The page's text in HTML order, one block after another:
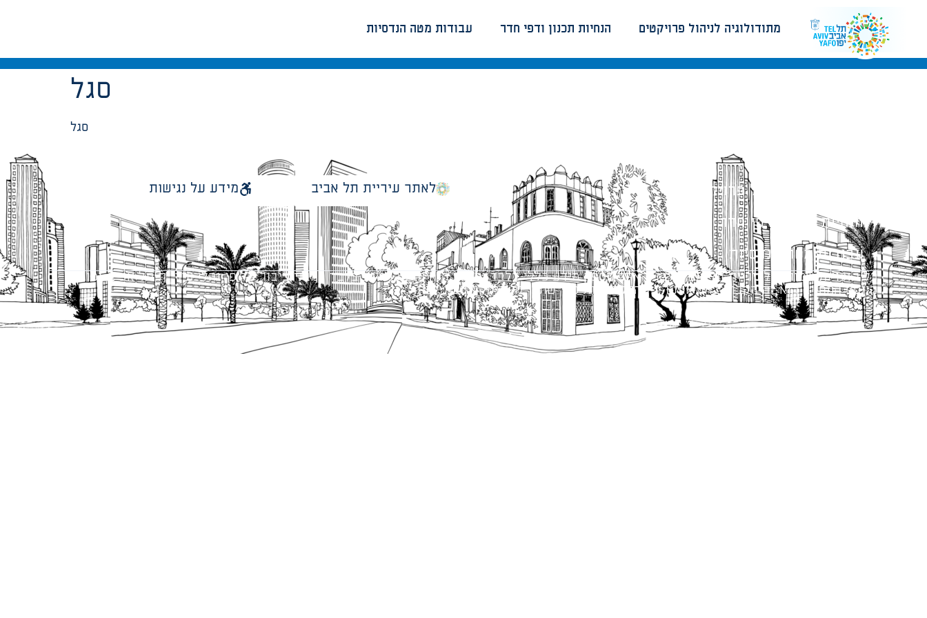
עבודות מטה הנדסיות הנחיות תכנון ודפי חדר מתודולוגיה לניהול פרויקטים
סגל
סגל
עבודות מטה הנדסיות
הנחיות תכנון ודפי חדר
מתודולוגיה לניהול פרויקטים לאתר עיריית תל אביב מידע על נגישות
כל הזכויות שמורות לעיריית תל-אביב-יפו. האתר מספק מידע כללי בלבד ומאגד הנחיות תכנוניות בלבד למבני ציבור על פי נהלי עיריית תל אביב-יפו.
הנוסח המחייב הוא זה הקבוע בהוראות הדין הרלוונטיות כפי שתהיינה בתוקף מעת לעת.